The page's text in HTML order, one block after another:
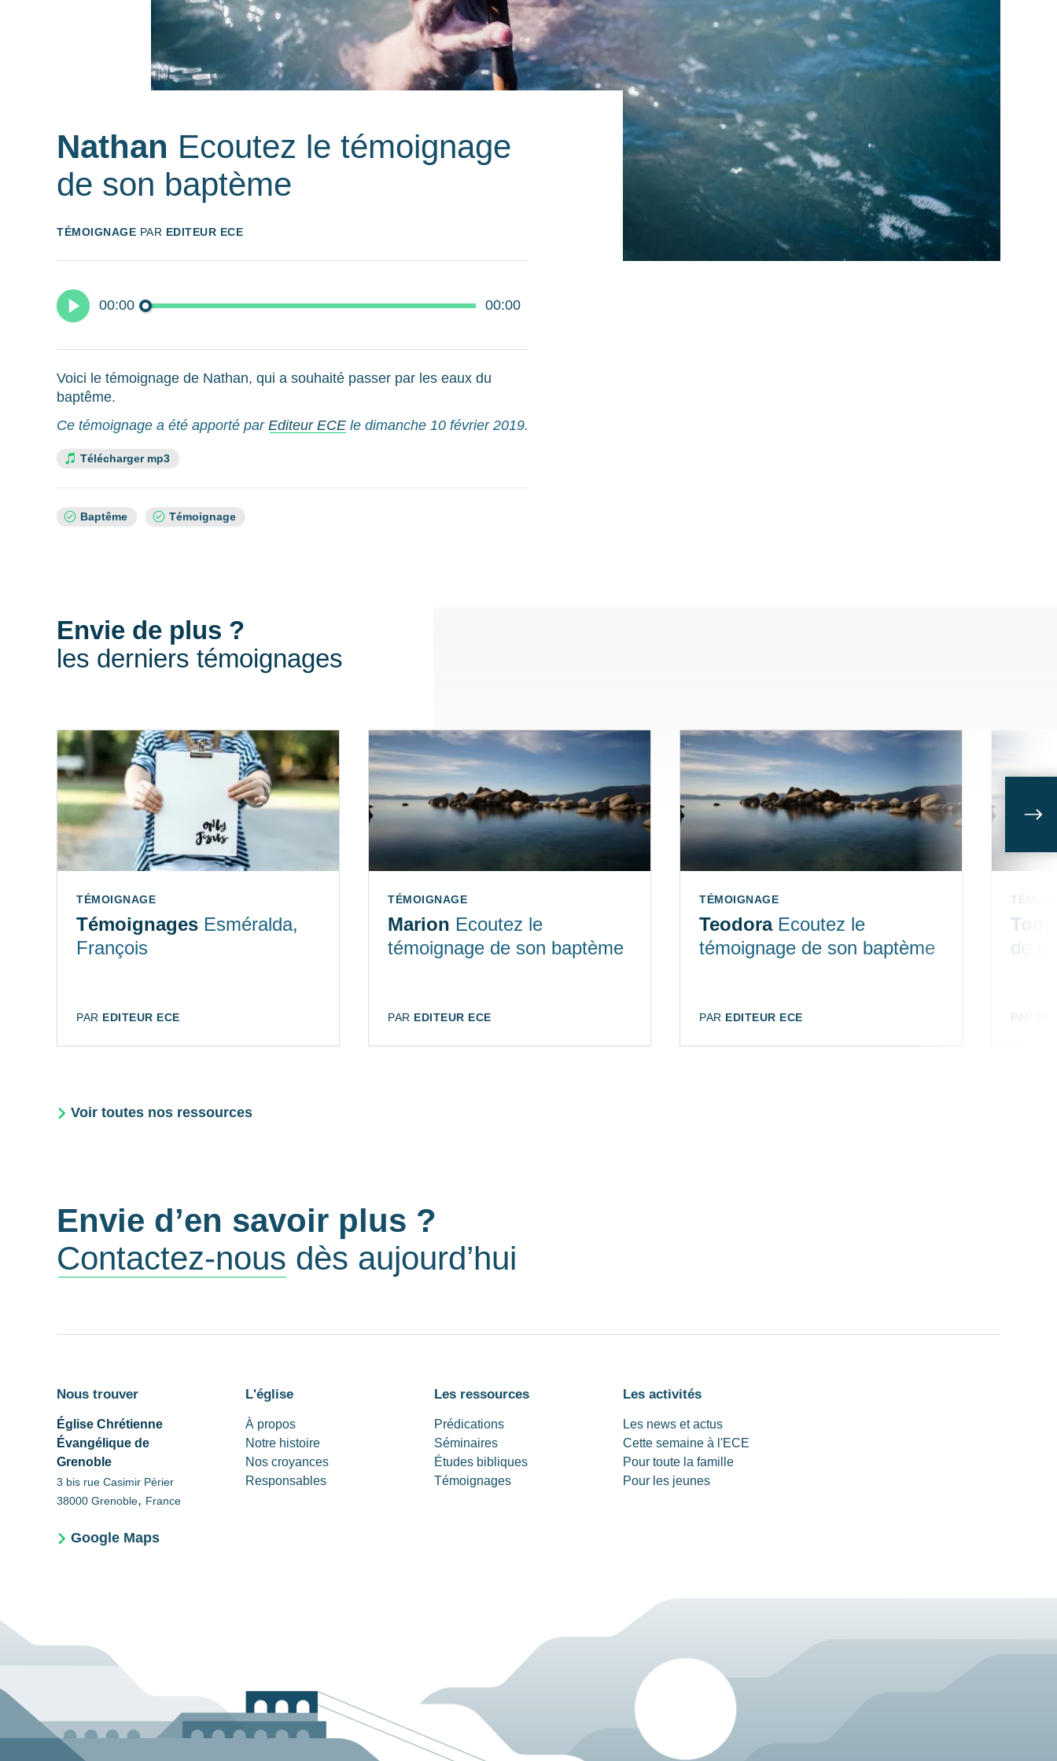
Nathan Ecoutez le témoignage
de son baptème
TÉMOIGNAGE PAR EDITEUR ECE
00:00 00:00
Voici le témoignage de Nathan, qui a souhaité passer par les eaux du
baptême.
Ce témoignage a été apporté par Editeur ECE le dimanche 10 février 2019.
Télécharger mp3
SujetsBaptême Témoignage
Envie de plus ?
les derniers témoignages
TYPE:
TÉMOIGNAGE
Témoignages Esméralda,
François
AUTEUR:
PAR EDITEUR ECE
TYPE:
TÉMOIGNAGE
Marion Ecoutez le
témoignage de son baptème
AUTEUR:
PAR EDITEUR ECE
TYPE:
TÉMOIGNAGE
Teodora Ecoutez le
témoignage de son baptème
AUTEUR:
PAR EDITEUR ECE
TYPE:
Tom
de
PAR
Voir toutes nos ressources
Envie d’en savoir plus ?
Contactez-nous dès aujourd’hui
Nous trouver
Église Chrétienne
Évangélique de
Grenoble
3 bis rue Casimir Périer
38000 Grenoble, France
Google Maps
L'église
À propos
Notre histoire
Nos croyances
Responsables
Les ressources
Prédications
Séminaires
Études bibliques
Témoignages
Les activités
Les news et actus
Cette semaine à l'ECE
Pour toute la famille
Pour les jeunes